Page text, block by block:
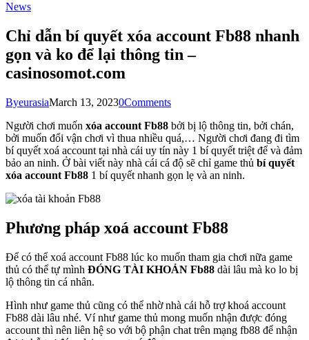
News
Chỉ dẫn bí quyết xóa account Fb88 nhanh
gọn và ko để lại thông tin –
casinosomot.com
ByeurasiaMarch 13, 20230Comments
Người chơi muốn xóa account Fb88 bởi bị lộ thông tin, bởi chán,
bởi muốn đổi vận chơi vì thua nhiều quá,… Người chơi đang đi tìm
bí quyết xoá account tại nhà cái uy tín này 1 bí quyết triệt để và đảm
bảo an ninh. Ở bài viết này nhà cái cá độ sẽ chỉ game thủ bí quyết
xóa account Fb88 1 bí quyết nhanh gọn lẹ và an ninh.
Phương pháp xoá account Fb88
Để có thể xoá account Fb88 lúc ko muốn tham gia chơi nữa game
thủ có thể tự mình ĐÓNG TÀI KHOẢN Fb88 dài lâu mà ko lo bị
lộ thông tin cá nhân.
Hình như game thủ cũng có thể nhờ nhà cái hỗ trợ khoá account
Fb88 dài lâu nhé. Ví như game thủ mong muốn nhận được đóng
account thì nên liên hệ so với bộ phận chat trên mạng fb88 để nhận